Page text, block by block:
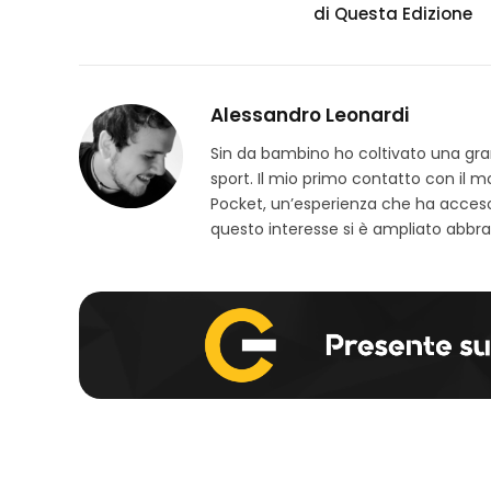
di Questa Edizione
Alessandro Leonardi
Sin da bambino ho coltivato una
sport. Il mio primo contatto con il
Pocket, un’esperienza che ha
questo interesse si è ampliato